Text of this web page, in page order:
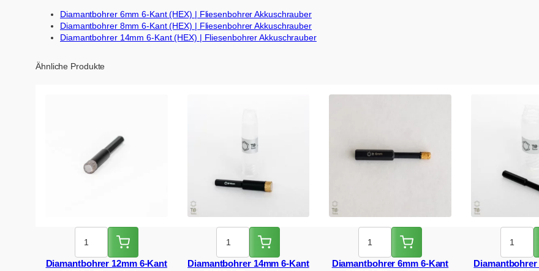
Diamantbohrer 6mm 6-Kant (HEX) | Fliesenbohrer Akkuschrauber
Diamantbohrer 8mm 6-Kant (HEX) | Fliesenbohrer Akkuschrauber
Diamantbohrer 14mm 6-Kant (HEX) | Fliesenbohrer Akkuschrauber
Ähnliche Produkte
Diamantbohrer 12mm 6-Kant
Diamantbohrer 14mm 6-Kant
Diamantbohrer 6mm 6-Kant